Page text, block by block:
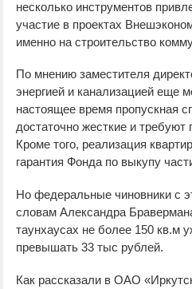
несколько инструментов
участие в проектах
именно на строительство
По мнению заместителя
энергией и канализацией еще
настоящее время пропускная
достаточно жесткие и
Кроме того, реализация
гарантия Фонда по выкупу
Но федеральные чиновники с
словам Александра
таунхаусах не более 150 кв.м
превышать 33 тыс рублей.
Как рассказали в ОАО